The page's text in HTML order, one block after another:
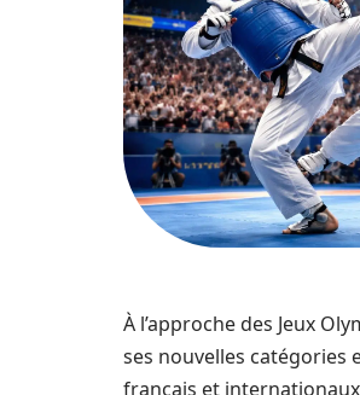
À l’approche des Jeux
ses nouvelles catégories
français et